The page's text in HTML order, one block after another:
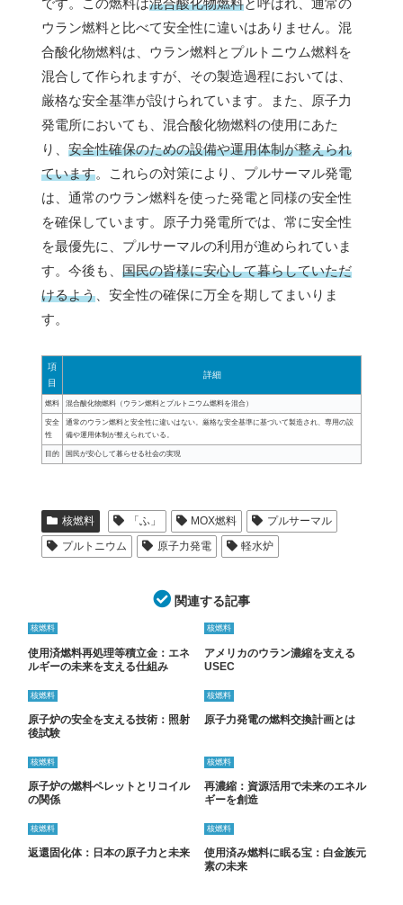
ウラン燃料と比べて安全性に違いはありません。混
合酸化物燃料は、ウラン燃料とプルトニウム燃料を
混合して作られますが、その製造過程においては、
厳格な安全基準が設けられています。また、原子力
発電所においても、混合酸化物燃料の使用にあた
り、 安全性確保のための設備や運用体制が整えられ
ています。これらの対策により、プルサーマル発電
は、通常のウラン燃料を使った発電と同様の安全性
を確保しています。原子力発電所では、常に安全性
を最優先に、プルサーマルの利用が進められていま
す。今後も、 国民の皆様に安心して暮らしていただ
けるよう 、安全性の確保に万全を期してまいりま
す。
項
目
詳細
燃料 混合酸化物燃料（ウラン燃料とプルトニウム燃料を混合）
安全
性
通常のウラン燃料と安全性に違いはない。厳格な安全基準に基づいて製造され、専用の設
備や運用体制が整えられている。
目的 国民が安心して暮らせる社会の実現
核燃料 「ふ」 MOX燃料
プルサーマル
プルトニウム
原子力発電 軽水炉
関連する記事
核燃料
使用済燃料再処理等積立金：エネ
ルギーの未来を支える仕組み
核燃料
アメリカのウラン濃縮を支える
USEC
核燃料
原子炉の安全を支える技術：照射
後試験
核燃料
原子力発電の燃料交換計画とは
核燃料
原子炉の燃料ペレットとリコイル
の関係
核燃料
再濃縮：資源活用で未来のエネル
ギーを創造
核燃料
返還固化体：日本の原子力と未来
核燃料
使用済み燃料に眠る宝：白金族元
素の未来